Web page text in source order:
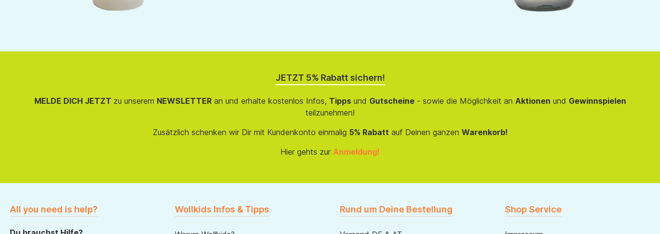
JETZT 5% Rabatt sichern!
MELDE DICH JETZT zu unserem NEWSLETTERan und erhalte kostenlos Infos, Tippsund Gutscheine- sowie die Möglichkeit an Aktionen und Gewinnspielen
teilzunehmen!
Zusätzlich schenken wir Dir mit Kundenkonto einmalig 5% Rabatt auf Deinen ganzen Warenkorb!
Hier gehts zur Anmeldung!
All you need is help? Wollkids Infos & Tipps Rund um Deine Bestellung Shop Service